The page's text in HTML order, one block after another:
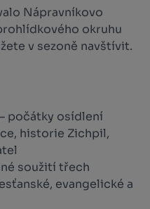
Nápravníkovo
okruhu
v sezoně navštívit.
počátky osídlení
historie Zichpil,
soužití třech
evangelické a